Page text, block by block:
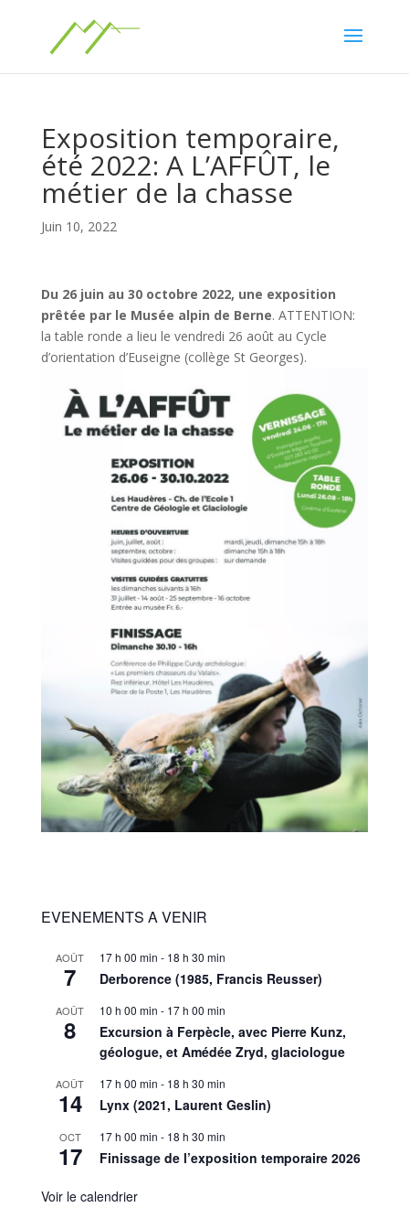
Exposition temporaire,
été 2022: A L’AFFÛT, le
métier de la chasse
Juin 10, 2022
Du 26 juin au 30 octobre 2022, une exposition
prêtée par le Musée alpin de Berne. ATTENTION:
la table ronde a lieu le vendredi 26 août au Cycle
d’orientation d’Euseigne (collège St Georges).
EVENEMENTS A VENIR
AOÛT
7
17 h 00 min - 18 h 30 min
Derborence (1985, Francis Reusser)
AOÛT
8
10 h 00 min - 17 h 00 min
Excursion à Ferpècle, avec Pierre Kunz,
géologue, et Amédée Zryd, glaciologue
AOÛT
14
17 h 00 min - 18 h 30 min
Lynx (2021, Laurent Geslin)
OCT
17
17 h 00 min - 18 h 30 min
Finissage de l’exposition temporaire 2026
Voir le calendrier